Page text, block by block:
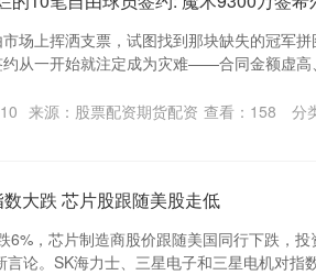
场上挥洒支票，试图找到那块缺失的冠军
从一开始就注定成为灾难——合同金额虚高
来源：股票配资期货配资 查看： 158 分
大跌 芯片股跟随美股走低
6%，芯片制造商股价跟随美国同行下跌，
言论。SK海力士、三星电子和三星电机对指